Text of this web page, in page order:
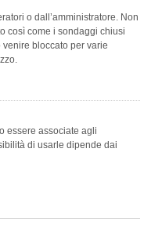
o dall’amministratore. Non
così come i sondaggi chiusi
bloccato per varie
essere associate agli
di usarle dipende dai